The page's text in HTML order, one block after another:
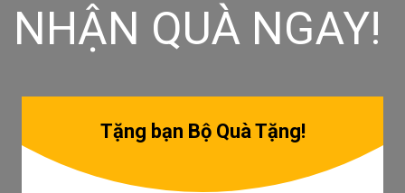
NHẬN QUÀ NGAY!
Tặng bạn Bộ Quà Tặng!